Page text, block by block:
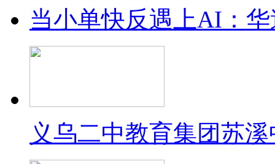
当小单快反遇上AI：
义乌二中教育集团苏